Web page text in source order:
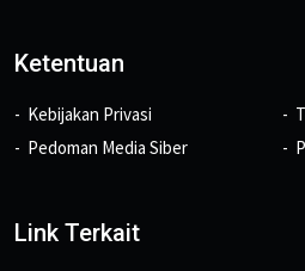
Ketentuan
Kebijakan Privasi
Pedoman Media Siber
Link Terkait